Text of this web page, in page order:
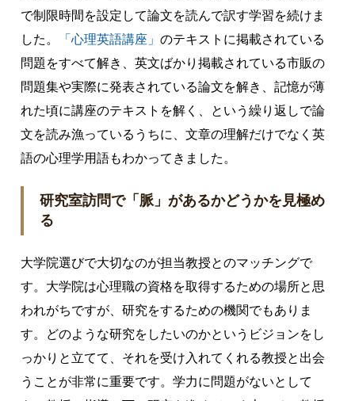
で制限時間を設定して論文を読んで訳す学習を続けま
した。
「心理英語講座」 のテキストに掲載されている
問題をすべて解き、英文ばかり掲載されている市販の
問題集や実際に発表されている論文を解き、記憶が薄
れた頃に講座のテキストを解く、という繰り返しで論
文を読み漁っているうちに、文章の理解だけでなく英
語の心理学用語もわかってきました。
研究室訪問で「脈」があるかどうかを見極め
る
大学院選びで大切なのが担当教授とのマッチングで
す。大学院は心理職の資格を取得するための場所と思
われがちですが、研究をするための機関でもありま
す。どのような研究をしたいのかというビジョンをし
っかりと立てて、それを受け入れてくれる教授と出会
うことが非常に重要です。学力に問題がないとして